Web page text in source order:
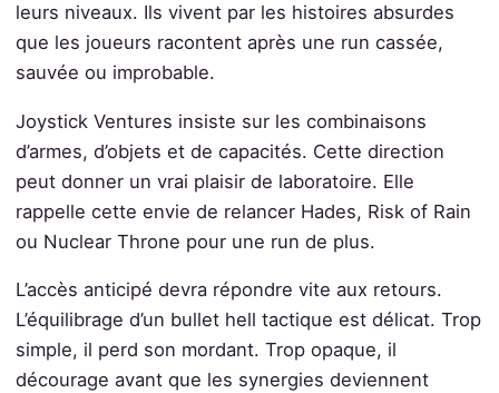
leurs niveaux. Ils vivent par les histoires absurdes
que les joueurs racontent après une run cassée,
sauvée ou improbable.
Joystick Ventures insiste sur les combinaisons
d’armes, d’objets et de capacités. Cette direction
peut donner un vrai plaisir de laboratoire. Elle
rappelle cette envie de relancer Hades, Risk of Rain
ou Nuclear Throne pour une run de plus.
L’accès anticipé devra répondre vite aux retours.
L’équilibrage d’un bullet hell tactique est délicat. Trop
simple, il perd son mordant. Trop opaque, il
décourage avant que les synergies deviennent